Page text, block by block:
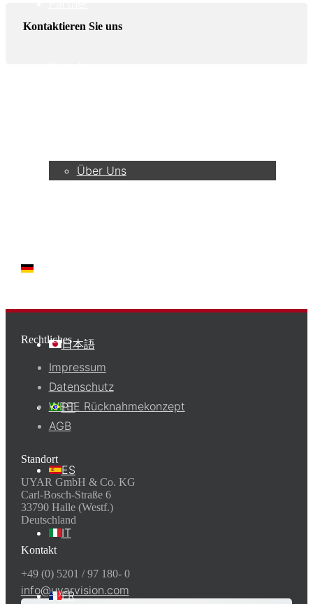
Über Uns
DE
日本語
PT
ES
IT
FR
Kontaktieren Sie uns
Rechtliches
Impressum
Datenschutz
WEEE Rücknahmekonzept
AGB
Standort
UYAR GmbH & Co. KG
Carl-Bosch-Straße 6
33790 Halle (Westf.)
Deutschland
Kontakt
+49 (0) 5201 / 97 180- 0
info@uyarvision.com